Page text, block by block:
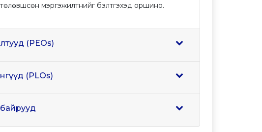
төлөвшсөн мэргэжилтнийг бэлтгэхэд оршино.
(PEOs)
(PLOs)
байрууд